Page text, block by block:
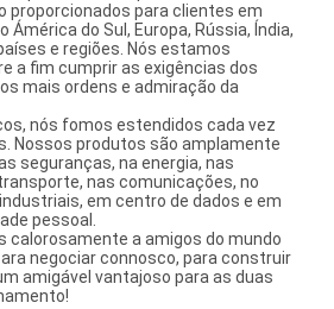
proporcionados para clientes em
do Sul, Europa, Rússia, Índia,
e regiões. Nós estamos
a fim cumprir as exigências dos
mais ordens e admiração da
nós fomos estendidos cada vez
Nossos produtos são amplamente
seguranças, na energia, nas
nas comunicações, no
em centro de dados e em
pessoal.
calorosamente a amigos do mundo
negociar connosco, para construir
amigável vantajoso para as duas